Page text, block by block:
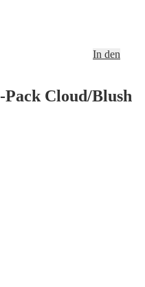
In den
Cloud/Blush